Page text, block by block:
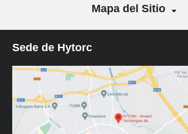
Mapa del Sitio
Sede de Hytorc